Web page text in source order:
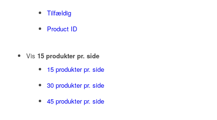
Tilfældig
Product ID
Vis 15 produkter pr. side
15 produkter pr. side
30 produkter pr. side
45 produkter pr. side